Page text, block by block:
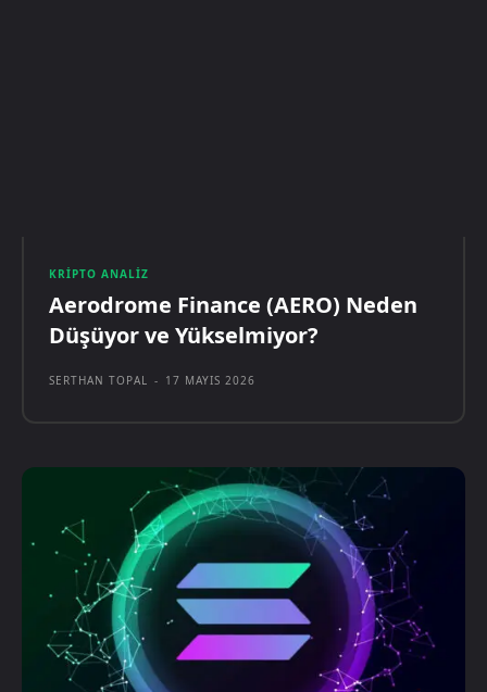
KRIPTO ANALIZ
Aerodrome Finance (AERO) Neden
Düşüyor ve Yükselmiyor?
SERTHAN TOPAL - 17 MAYIS 2026